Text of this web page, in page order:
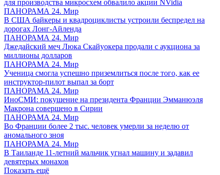
для производства микросхем обвалило акции NVidia
ПАНОРАМА 24. Мир
В США байкеры и квадроциклисты устроили беспредел на
дорогах Лонг-Айленда
ПАНОРАМА 24. Мир
Джедайский меч Люка Скайуокера продали с аукциона за
миллионы долларов
ПАНОРАМА 24. Мир
Ученица смогла успешно приземлиться после того, как ее
инструктор-пилот выпал за борт
ПАНОРАМА 24. Мир
ИноСМИ: покушение на президента Франции Эмманюэля
Макрона совершено в Сирии
ПАНОРАМА 24. Мир
Во Франции более 2 тыс. человек умерли за неделю от
аномального зноя
ПАНОРАМА 24. Мир
В Таиланде 11-летний мальчик угнал машину и задавил
девятерых монахов
Показать ещё